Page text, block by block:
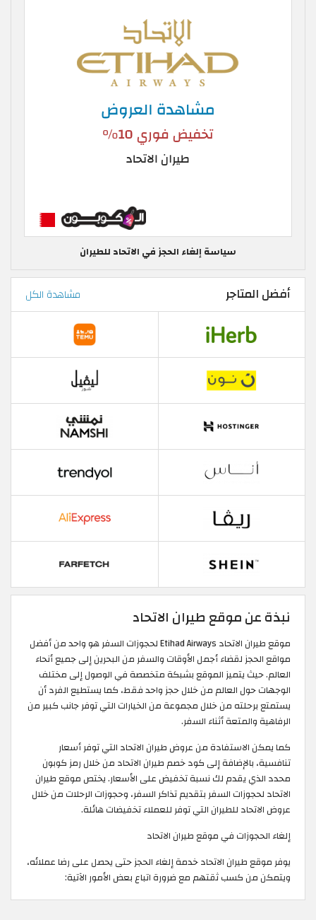
سياسة إلغاء الحجز في الاتحاد للطيران
أفضل المتاجر مشاهدة الكل
نبذة عن موقع طيران الاتحاد
موقع طيران الاتحاد Etihad Airways لحجوزات السفر هو واحد من أفضل
مواقع الحجز لقضاء أجمل الأوقات والسفر من البحرين إلى جميع أنحاء
العالم. حيث يتميز الموقع بشبكة متخصصة في الوصول إلى مختلف
الوجهات حول العالم من خلال حجز واحد فقط، كما يستطيع الفرد أن
يستمتع برحلته من خلال مجموعة من الخيارات التي توفر جانب كبير من
الرفاهية والمتعة أثناء السفر.
كما يمكن الاستفادة من عروض طيران الاتحاد التي توفر أسعار
تنافسية، بالإضافة إلى كود خصم طيران الاتحاد من خلال رمز كوبون
محدد الذي يقدم لك نسبة تخفيض على الأسعار. يختص موقع طيران
الاتحاد لحجوزات السفر بتقديم تذاكر السفر، وحجوزات الرحلات من خلال
عروض الاتحاد للطيران التي توفر للعملاء تخفيضات هائلة.
إلغاء الحجوزات في موقع طيران الاتحاد
يوفر موقع طيران الاتحاد خدمة إلغاء الحجز حتى يحصل على رضا عملائه،
ويتمكن من كسب ثقتهم مع ضرورة اتباع بعض الأمور الآتية: